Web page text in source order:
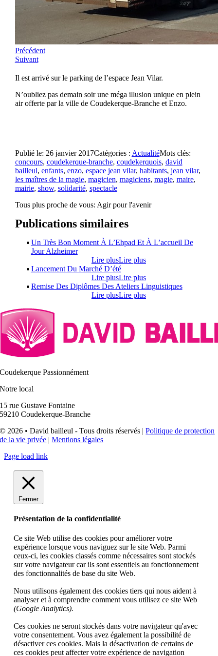
Précédent
Suivant
Il est arrivé sur le parking de l’espace Jean Vilar.
N’oubliez pas demain soir une méga illusion unique en plein
air offerte par la ville de Coudekerque-Branche et Enzo.
Publié le: 26 janvier 2017Catégories : ActualitéMots clés:
concours, coudekerque-branche, coudekerquois, david
bailleul, enfants, enzo, espace jean vilar, habitants, jean vilar,
les maîtres de la magie, magicien, magiciens, magie, maire,
mairie, show, solidarité, spectacle
Tous plus proche de vous: Agir pour l'avenir
Publications similaires
Un Très Bon Moment À L’Ehpad Et À L’accueil De
Jour Alzheimer
Lire plusLire plus
Lancement Du Marché D’été
Lire plusLire plus
Remise Des Diplômes Des Ateliers Linguistiques
Lire plusLire plus
Coudekerque Passionnément
Notre local
15 rue Gustave Fontaine
59210 Coudekerque-Branche
© 2026 • David bailleul - Tous droits réservés |Politique de protection
de la vie privée |Mentions légales
Page load link
Fermer
Présentation de la confidentialité
Ce site Web utilise des cookies pour améliorer votre
expérience lorsque vous naviguez sur le site Web. Parmi
ceux-ci, les cookies classés comme nécessaires sont stockés
sur votre navigateur car ils sont essentiels au fonctionnement
des fonctionnalités de base du site Web.
Nous utilisons également des cookies tiers qui nous aident à
analyser et à comprendre comment vous utilisez ce site Web
(Google Analytics).
Ces cookies ne seront stockés dans votre navigateur qu'avec
votre consentement. Vous avez également la possibilité de
désactiver ces cookies. Mais la désactivation de certains de
ces cookies peut affecter votre expérience de navigation